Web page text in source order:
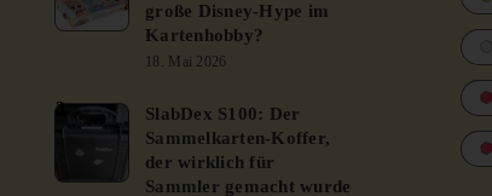
große Disney-Hype im
Kartenhobby?
18. Mai 2026
3
SlabDex S100: Der
Sammelkarten-Koffer,
der wirklich für
Sammler gemacht wurde